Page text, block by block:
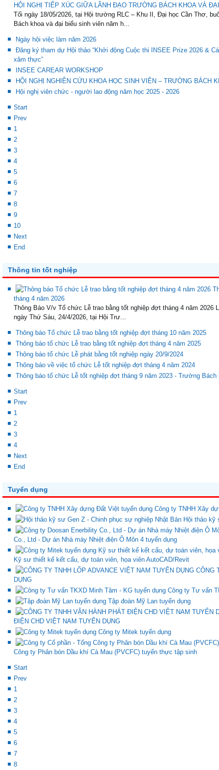
HỘI NGHỊ TIẾP XÚC GIỮA LÃNH ĐẠO TRƯỜNG BÁCH KHOA VÀ
Tối ngày 18/05/2026, tại Hội trường RLC – Khu II, Đại học Cần Thơ,
Bách khoa và đại biểu sinh viên năm h...
Ngày hội việc làm năm 2026
Đăng ký tham dự Hội thảo “Khởi động Cuộc thi INSEE Prize 2026 &
xâm thực”
INSEE CAREAR WORKSHOP
HỘI NGHỊ NGHIÊN CỨU KHOA HỌC SINH VIÊN – TRƯỜNG BÁCH
Hội nghị viên chức - người lao động năm học 2025 - 2026
Start
Prev
1
2
3
4
5
6
7
8
9
10
Next
End
Thông tin tốt nghiệp
tháng 4 năm 2026
Thông Báo V/v Tổ chức Lễ trao bằng tốt nghiệp đợt tháng 4 năm
ngày Thứ Sáu, 24/4/2026, tại Hội Trư...
Thông báo Tổ chức Lễ trao bằng tốt nghiệp đợt tháng 10 năm 2025
Thông báo tổ chức Lễ trao bằng tốt nghiệp đợt tháng 4 năm 2025
Thông báo tổ chức Lễ phát bằng tốt nghiệp ngày 20/9/2024
Thông báo về việc tổ chức Lễ tốt nghiệp đợt tháng 4 năm 2024
Thông báo tổ chức Lễ tốt nghiệp đợt tháng 9 năm 2023 - Trường Bách
Start
Prev
1
2
3
4
Next
End
Tuyển dụng
Công ty TNHH Xây
Hội thảo kỹ
Co., Ltd - Dự án Nhà máy Nhiệt điện Ô Môn 4 tuyển dụng
Kỹ sư thiết kế kết cấu, dự toán viên, họa viên AutoCAD/Revit
CÔNG
DỤNG
Công ty Tư vấn
Tập đoàn Mỹ Lan tuyển dụng
ĐIỆN CHD VIỆT NAM TUYỂN DỤNG
Công ty Mitek tuyển dụng
Công ty Phân bón Dầu khí Cà Mau (PVCFC) tuyển thực tập sinh
Start
Prev
1
2
3
4
5
6
7
8